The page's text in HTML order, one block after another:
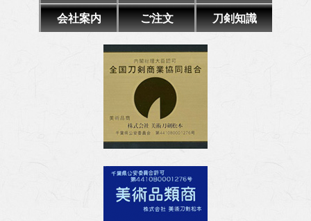
会社案内 ご注文 刀剣知識